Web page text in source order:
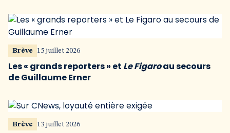
Brève 15 juillet 2026
Les « grands reporters » et Le Figaroau secours
de Guillaume Erner
Brève 13 juillet 2026